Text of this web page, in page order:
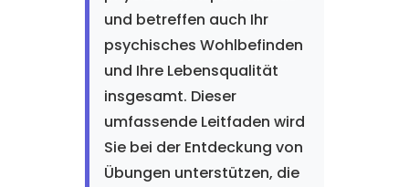
und betreffen auch Ihr
psychisches Wohlbefinden
und Ihre Lebensqualität
insgesamt. Dieser
umfassende Leitfaden wird
Sie bei der Entdeckung von
Übungen unterstützen, die